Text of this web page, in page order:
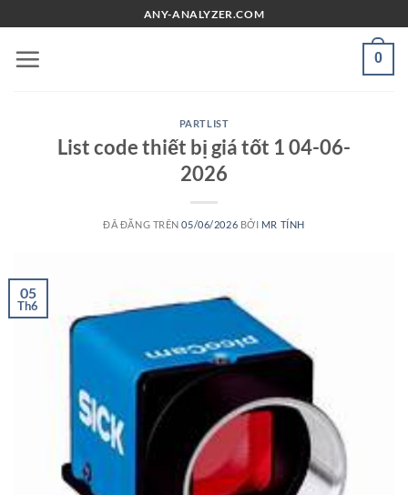
đến
nội
ANY-ANALYZER.COM
0
PARTLIST
List code thiết bị giá tốt 1 04-06-
2026
ĐÃ ĐĂNG TRÊN05/06/2026 BỞI MR TÍNH
05
Th6